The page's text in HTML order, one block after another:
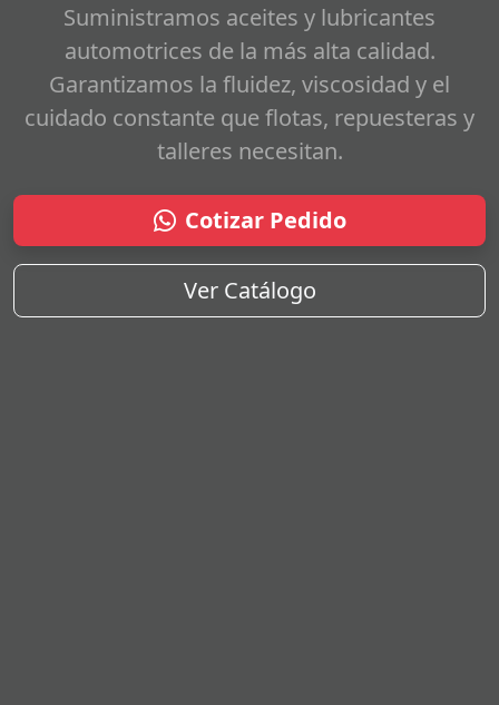
Suministramos aceites y lubricantes
automotrices de la más alta calidad.
Garantizamos la fluidez, viscosidad y el
cuidado constante que flotas, repuesteras y
talleres necesitan.
Cotizar Pedido
Ver Catálogo